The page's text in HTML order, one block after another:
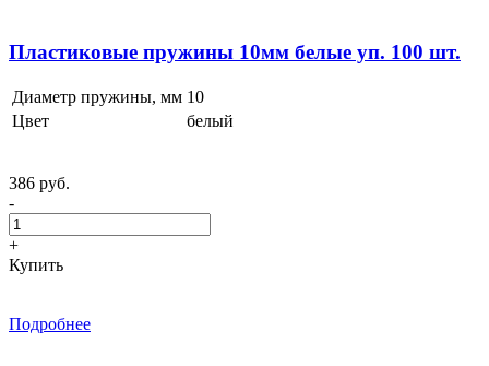
Пластиковые пружины 10мм белые уп. 100 шт.
Диаметр пружины, мм 10
Цвет
белый
386 руб.
-
+
Купить
Подробнее